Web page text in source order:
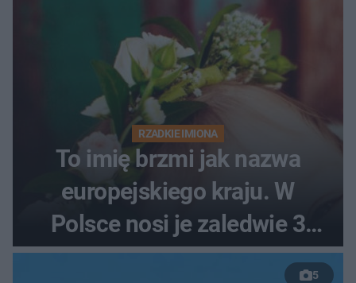
RZADKIE IMIONA
To imię brzmi jak nazwa
europejskiego kraju. W
Polsce nosi je zaledwie 3
kobiety
5